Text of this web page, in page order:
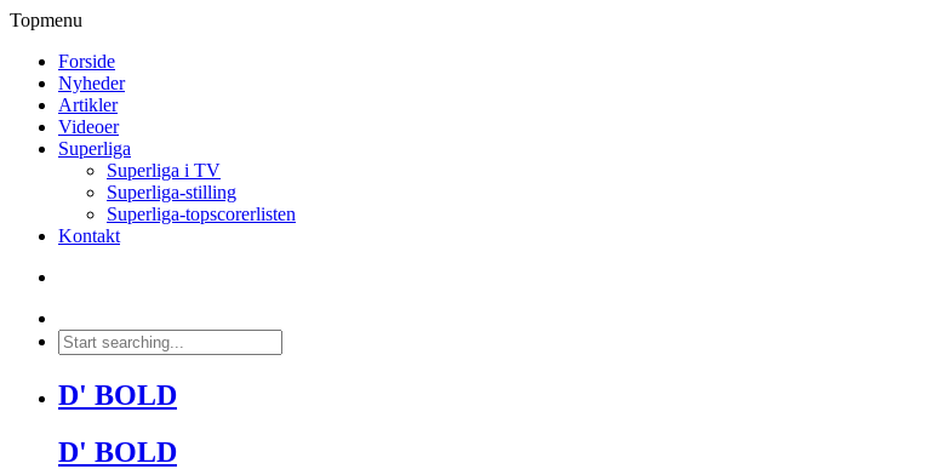
Topmenu
Forside
Nyheder
Artikler
Videoer
Superliga
Superliga i TV
Superliga-stilling
Superliga-topscorerlisten
Kontakt
D' BOLD
D' BOLD